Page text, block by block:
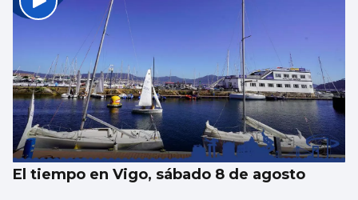
El tiempo en Vigo, sábado 8 de agosto